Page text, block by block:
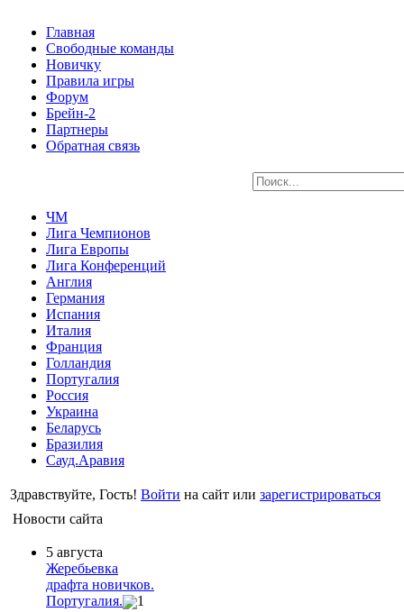
Главная
Свободные команды
Новичку
Правила игры
Форум
Брейн-2
Партнеры
Обратная связь
ЧМ
Лига Чемпионов
Лига Европы
Лига Конференций
Англия
Германия
Испания
Италия
Франция
Голландия
Португалия
Россия
Украина
Беларусь
Бразилия
Сауд.Аравия
Здравствуйте, Гость! Войти на сайт или зарегистрироваться
Новости сайта
5 августа
Жеребьевка
драфта новичков.
Португалия.
1